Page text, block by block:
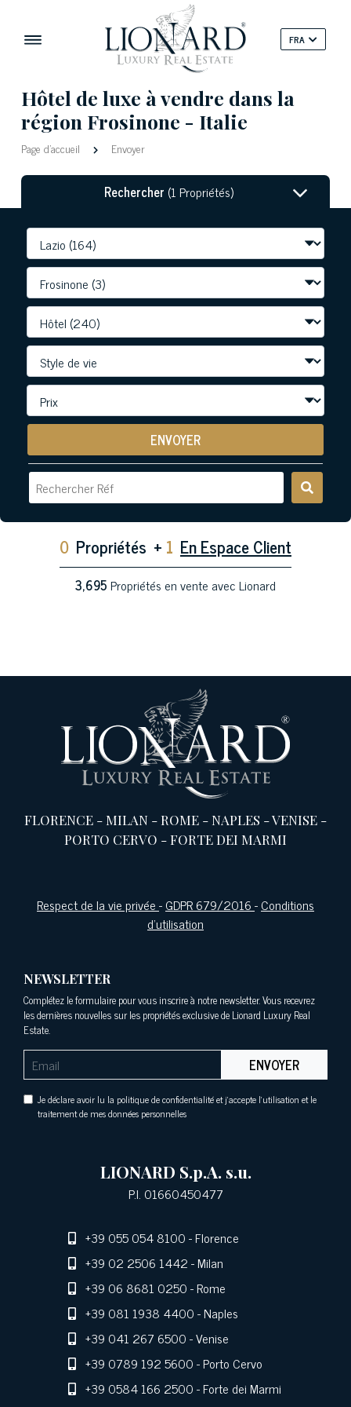
FRA
Hôtel de luxe à vendre dans la
région Frosinone - Italie
Page d'accueil Envoyer
Rechercher (1 Propriétés)
ENVOYER
0 Propriétés + 1 En Espace Client
3,695Propriétés en vente avec Lionard
FLORENCE -MILAN -ROME -NAPLES -VENISE -
PORTO CERVO -FORTE DEI MARMI
Respect de la vie privée-GDPR 679/2016-Conditions
d'utilisation
NEWSLETTER
Complétez le formulaire pour vous inscrire à notre newsletter. Vous recevrez
les dernières nouvelles sur les propriétés exclusive de Lionard Luxury Real
Estate.
ENVOYER
Je déclare avoir lu la politique de confidentialité et j'accepte l'utilisation et le
traitement de mes données personnelles
LIONARD S.p.A. s.u.
P.I. 01660450477
+39 055 054 8100- Florence
+39 02 2506 1442- Milan
+39 06 8681 0250- Rome
+39 081 1938 4400- Naples
+39 041 267 6500- Venise
+39 0789 192 5600- Porto Cervo
+39 0584 166 2500- Forte dei Marmi